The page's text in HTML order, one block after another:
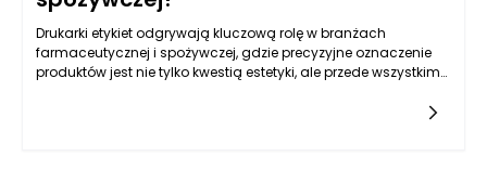
Drukarki etykiet odgrywają kluczową rolę w branżach
farmaceutycznej i spożywczej, gdzie precyzyjne oznaczenie
produktów jest nie tylko kwestią estetyki, ale przede wszystkim
branże muszą działać w zgodzie z rygorystycznymi normami,